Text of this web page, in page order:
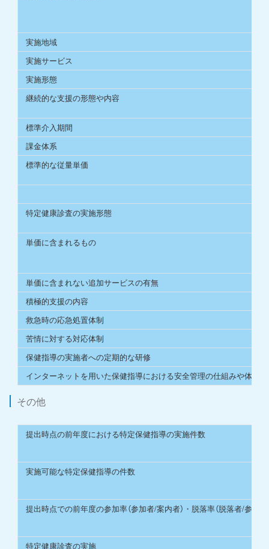
実施地域
実施サービス
実施形態
継続的な支援の形態や内容
標準介入期間
課金体系
標準的な従量単価
特定健康診査の実施形態
単価に含まれるもの
単価に含まれない追加サービスの有無
積極的支援の内容
救急時の応急処置体制
苦情に対する対応体制
保健指導の実施者への定期的な研修
インターネットを用いた保健指導における安全管理の仕組みや体制
その他
提出時点の前年度における特定保健指導の実施件数
実施可能な特定保健指導の件数
提出時点での前年度の参加率（参加者/案内者）・脱落率（脱落者/参加者
特定健康診査の実施